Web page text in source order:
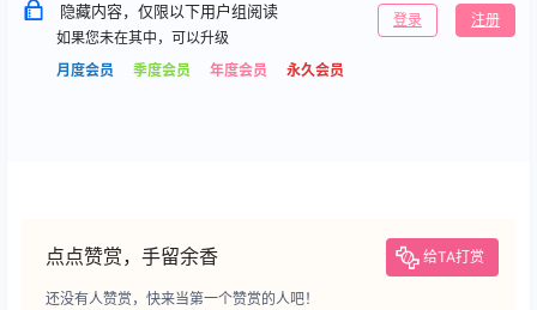
隐藏内容，仅限以下用户组阅读
如果您未在其中，可以升级
月度会员
季度会员 年度会员 永久会员
登录 注册
点点赞赏，手留余香 给TA打赏
还没有人赞赏，快来当第一个赞赏的人吧！